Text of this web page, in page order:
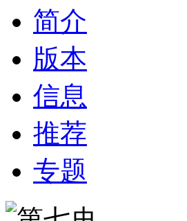
简介
版本
信息
推荐
专题